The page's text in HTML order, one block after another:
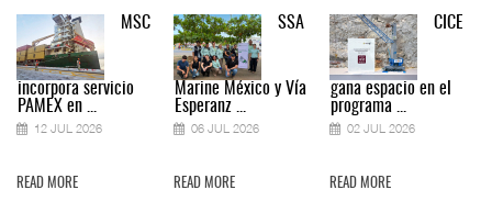
MSC
incorpora servicio
PAMEX en ...
12 JUL 2026
READ MORE
SSA
Marine México y Vía
Esperanz ...
06 JUL 2026
READ MORE
CICE
gana espacio en el
programa ...
02 JUL 2026
READ MORE